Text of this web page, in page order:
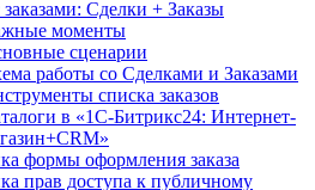
заказами: Сделки + Заказы
моменты
сценарии
работы со Сделками и Заказами
списка заказов
в «1С-Битрикс24: Интернет-
формы оформления заказа
прав доступа к публичному